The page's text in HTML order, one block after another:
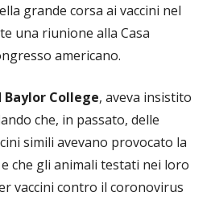
grande corsa ai vaccini nel
una riunione alla Casa
americano.
Baylor College, aveva insistito
che, in passato, delle
simili avevano provocato la
che gli animali testati nei loro
vaccini contro il coronovirus